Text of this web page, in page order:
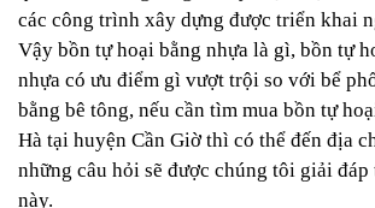
các công trình xây dựng được triển khai
Vậy bồn tự hoại bằng nhựa là gì, bồn tự
nhựa có ưu điểm gì vượt trội so với bể
bằng bê tông, nếu cần tìm mua bồn tự
Hà tại huyện Cần Giờ thì có thể đến địa
những câu hỏi sẽ được chúng tôi giải
này.